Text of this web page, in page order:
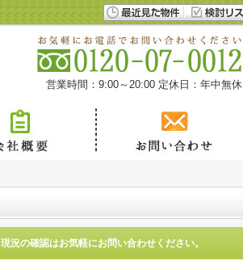
営業時間：9:00～20:00 定休日：年中無休
現況の確認はお気軽にお問い合わせください。